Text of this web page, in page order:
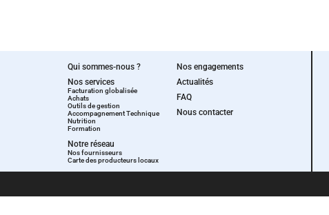
Qui sommes-nous ?
Nos services
Facturation globalisée
Achats
Outils de gestion
Accompagnement Technique
Nutrition
Formation
Notre réseau
Nos fournisseurs
Carte des producteurs locaux
Nos engagements
Actualités
FAQ
Nous contacter